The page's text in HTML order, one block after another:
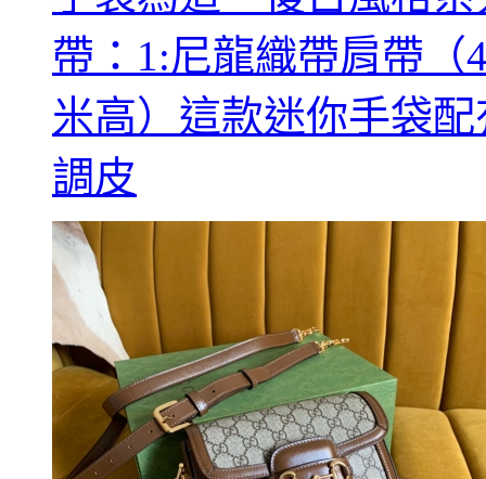
帶：1:尼龍織帶肩帶（
米高）這款迷你手袋
調皮